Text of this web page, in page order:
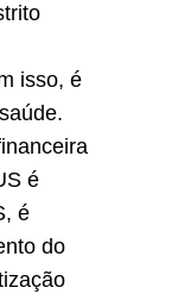
isso, é
é
é
do